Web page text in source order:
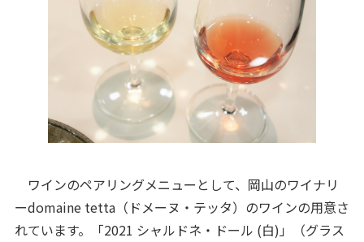
ワインのペアリングメニューとして、岡山のワイナリ
ーdomaine tetta（ドメーヌ・テッタ）のワインの用意さ
れています。「2021 シャルドネ・ドール (白)」（グラス